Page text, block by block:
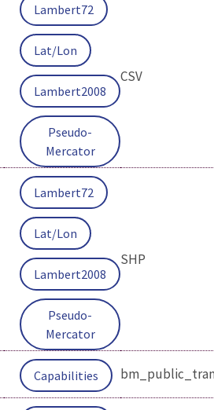
Lambert72
Lat/Lon
Lambert2008
Pseudo-
Mercator
CSV
Lambert72
Lat/Lon
Lambert2008
Pseudo-
Mercator
SHP
Capabilities